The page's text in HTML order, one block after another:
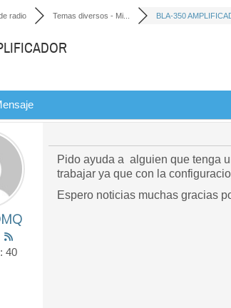
radio Temas diversos - Mi... BLA-350
40
Pido ayuda a alguien que tenga
trabajar ya que con la
Espero noticias muchas gracias